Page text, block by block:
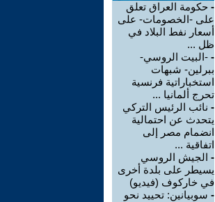
- حكومة العراق تعلق
على -الخصومات- على
أسعار نفط البلاد في
ظل ...
- -البيت الروسي-
ببرلين- شبهات
استخباراتية فرنسية
تحرج ألمانيا ...
- نائب الرئيس التركي
يتحدث عن احتمالية
انضمام مصر إلى
اتفاقية ...
- الجيش الروسي
يسيطر على بلدة أخرى
في خاركوف (فيديو)
- سوبيانين: تحييد نحو